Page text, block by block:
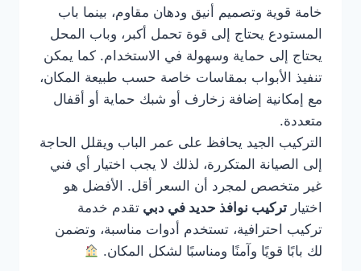
خامة قوية وتصميم أنيق ودهان مقاوم، بينما باب
المستودع يحتاج إلى قوة تحمل أكبر، وباب المحل
يحتاج إلى حماية وسهولة في الاستخدام. كما يمكن
تنفيذ الأبواب بمقاسات خاصة حسب طبيعة المكان،
مع إمكانية إضافة زخارف أو شبك حماية أو أقفال
متعددة.
التركيب الجيد يحافظ على عمر الباب ويقلل الحاجة
إلى الصيانة المتكررة، لذلك لا يجب اختيار أي فني
غير متخصص لمجرد أن السعر أقل. الأفضل هو
اختيار تركيب نوافذ حديد في دبي تقدم خدمة
تركيب احترافية، تستخدم أدوات مناسبة، وتضمن
لك بابًا قويًا وآمنًا ومناسبًا لشكل المكان.